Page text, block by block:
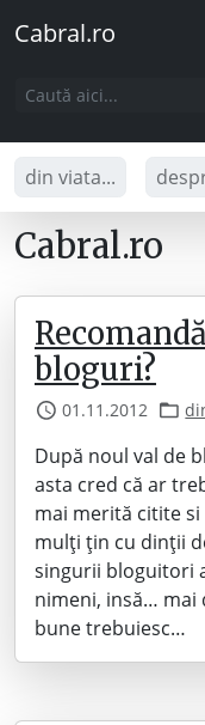
Cabral.ro
din viata...
Cabral.ro
bloguri?
01.11.2012
După noul val de
asta cred că ar
mai merită citite
mulți țin cu dinții
singurii bloguitori
nimeni, insă… mai
bune trebuiesc…